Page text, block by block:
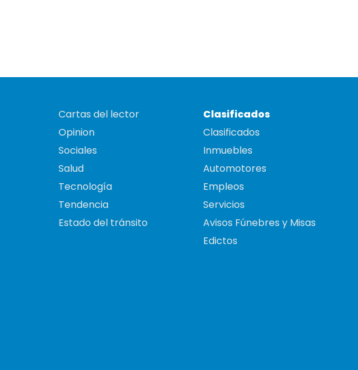
Cartas del lector
Opinion
Sociales
Salud
Tecnología
Tendencia
Estado del tránsito
Clasificados
Clasificados
Inmuebles
Automotores
Empleos
Servicios
Avisos Fúnebres y Misas
Edictos